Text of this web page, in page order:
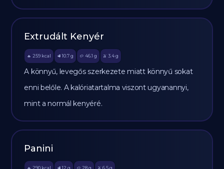
Extrudált Kenyér
🔥 259 kcal 🥩 10.7 g 🥔 46.1 g 🫒 3.4 g
A könnyű, levegős szerkezete miatt könnyű sokat
enni belőle. A kalóriatartalma viszont ugyanannyi,
mint a normál kenyéré.
Panini
🔥 290 kcal 🥩 12 g 🥔 28g 🫒 6.5 g